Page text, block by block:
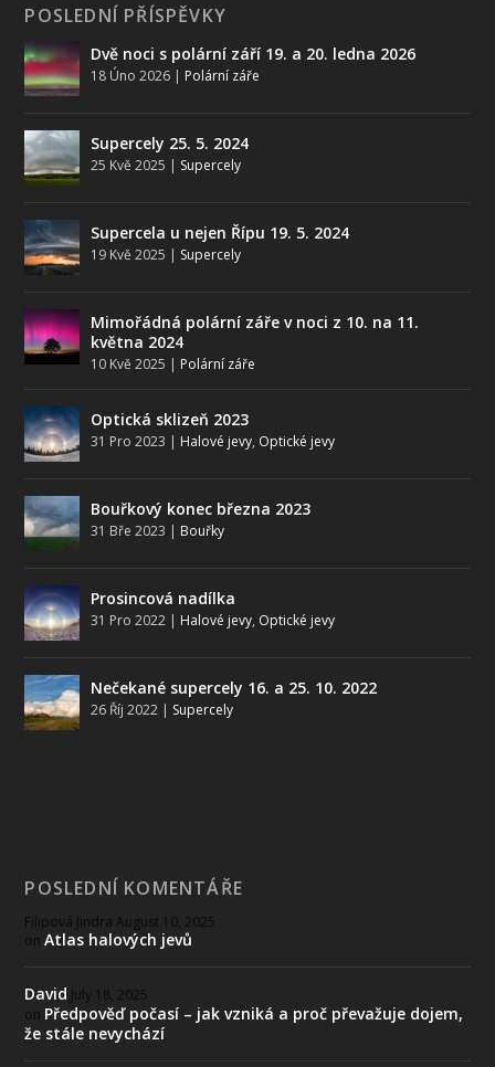
POSLEDNÍ PŘÍSPĚVKY
Dvě noci s polární září 19. a 20. ledna 2026
18 Úno 2026 | Polární záře
Supercely 25. 5. 2024
25 Kvě 2025 | Supercely
Supercela u nejen Řípu 19. 5. 2024
19 Kvě 2025 | Supercely
Mimořádná polární záře v noci z 10. na 11.
května 2024
10 Kvě 2025 | Polární záře
Optická sklizeň 2023
31 Pro 2023 | Halové jevy, Optické jevy
Bouřkový konec března 2023
31 Bře 2023 | Bouřky
Prosincová nadílka
31 Pro 2022 | Halové jevy, Optické jevy
Nečekané supercely 16. a 25. 10. 2022
26 Říj 2022 | Supercely
POSLEDNÍ KOMENTÁŘE
Filipová Jindra August 10, 2025
onAtlas halových jevů
David July 18, 2025
on Předpověď počasí – jak vzniká a proč převažuje dojem,
že stále nevychází